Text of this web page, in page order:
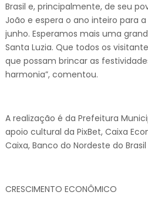
Brasil e, principalmente, de seu
João e espera o ano inteiro para
junho. Esperamos mais uma
Santa Luzia. Que todos os
que possam brincar as
harmonia”, comentou.
A realização é da Prefeitura
apoio cultural da PixBet, Caixa
Caixa, Banco do Nordeste do
CRESCIMENTO ECONÔMICO